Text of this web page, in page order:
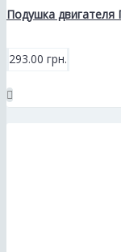
Подушка двигателя
293.00 грн.